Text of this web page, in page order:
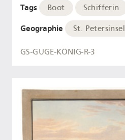
Tags Boot Schifferin
Geographie St. Petersinsel
GS-GUGE-KÖNIG-R-3